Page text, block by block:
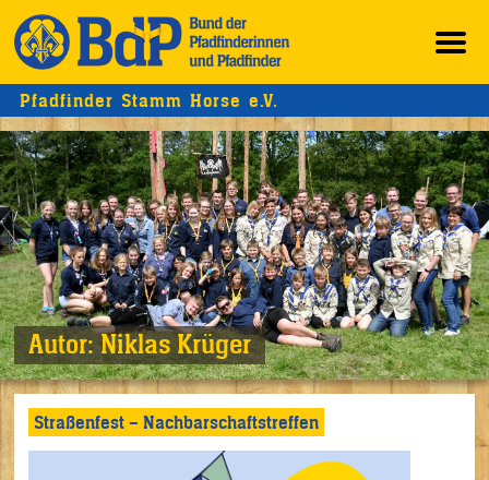
Pfadfinder Stamm Horse e.V.
Autor:Niklas Krüger
Straßenfest – Nachbarschaftstreffen